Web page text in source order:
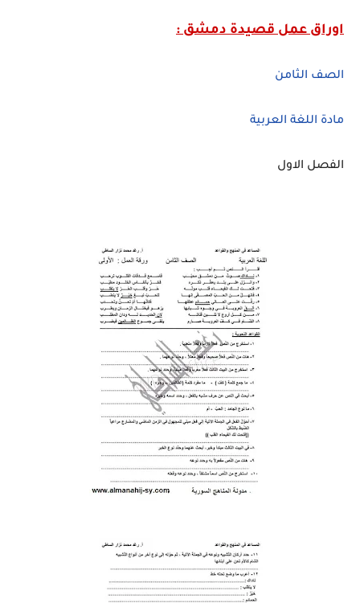
اوراق عمل قصيدة دمشق :
الصف الثامن
مادة اللغة العربية
الفصل الاول